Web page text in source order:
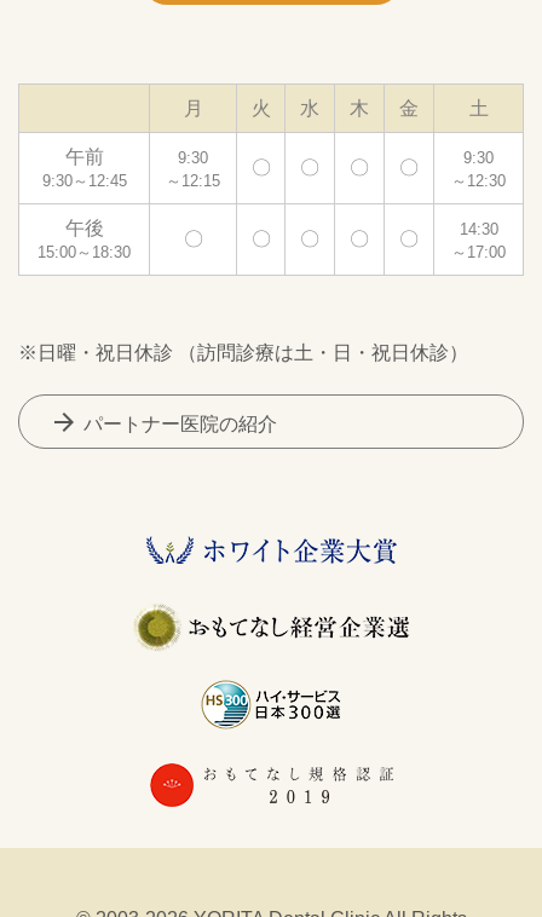
月 火 水 木 金 土
午前
9:30～12:45
9:30
～12:15
〇 〇 〇 〇
9:30
～12:30
午後
15:00～18:30
〇 〇 〇 〇 〇
14:30
～17:00
※日曜・祝日休診 （訪問診療は土・日・祝日休診）
arrow_forward パートナー医院の紹介